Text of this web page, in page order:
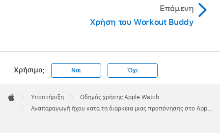
Επόμενη
Χρήση του Workout Buddy
Χρήσιμο; Ναι Όχι
Footer

Apple
Υποστήριξη
Οδηγός χρήσης Apple Watch
Αναπαραγωγή ήχου κατά τη διάρκεια μιας προπόνησης στο Apple Watch